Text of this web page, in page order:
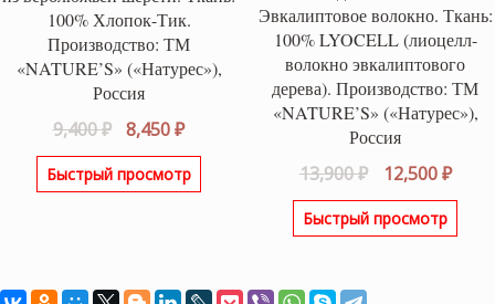
100% Хлопок-Тик.
Производство: ТМ
«NATURE’S» («Натурес»),
Россия
9,400₽
Первоначальная
цена
составляла
8,450₽Текущая
цена:
8,450 ₽.
Быстрый просмотр
Эвкалиптовое волокно. Ткань:
100% LYOCELL (лиоцелл-
волокно эвкалиптового
дерева). Производство: ТМ
«NATURE’S» («Натурес»),
Россия
13,900₽
цена
составляла
12,500₽
Быстрый просмотр